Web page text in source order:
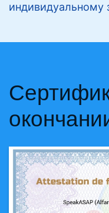
индивидуальному